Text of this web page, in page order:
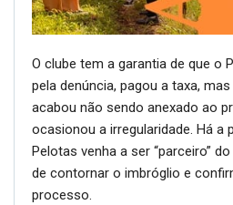
O clube tem a garantia de que o
pela denúncia, pagou a taxa,
acabou não sendo anexado ao
ocasionou a irregularidade. Há a
Pelotas venha a ser “parceiro”
de contornar o imbróglio e
processo.